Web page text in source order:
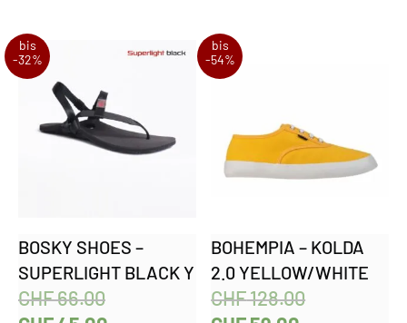
bis
-32%
BOSKY SHOES –
SUPERLIGHT BLACK Y
CHF66.00
bis
-54%
BOHEMPIA – KOLDA
2.0 YELLOW/WHITE
CHF128.00